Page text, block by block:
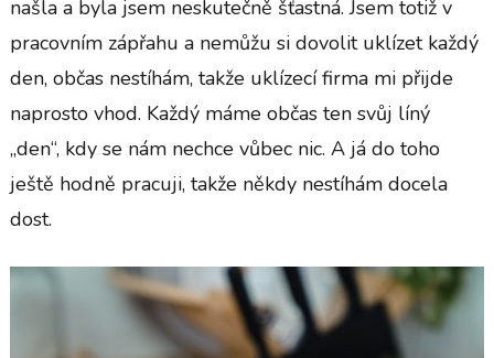
našla a byla jsem neskutečně šťastná. Jsem totiž v
pracovním zápřahu a nemůžu si dovolit uklízet každý
den, občas nestíhám, takže uklízecí firma mi přijde
naprosto vhod. Každý máme občas ten svůj líný
„den“, kdy se nám nechce vůbec nic. A já do toho
ještě hodně pracuji, takže někdy nestíhám docela
dost.